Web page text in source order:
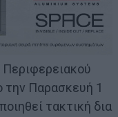
την Παρασκευή 1
τακτική δια